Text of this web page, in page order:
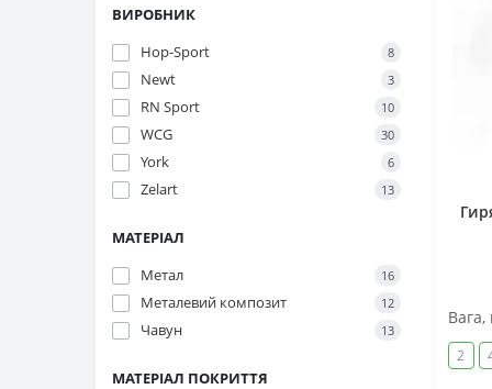
ВИРОБНИК
Hop-Sport
8
Newt 3
RN Sport 10
WCG 30
York 6
Zelart 13
МАТЕРІАЛ
Метал
16
Металевий композит 12
Чавун 13
МАТЕРІАЛ ПОКРИТТЯ
Вага,
2